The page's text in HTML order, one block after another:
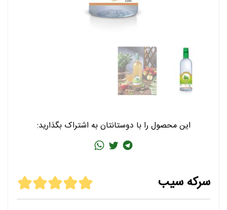
این محصول را با دوستانتان به اشتراک بگذارید:
سرکه سیب